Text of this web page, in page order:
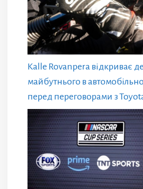
Kalle Rovanpera відкриває
майбутнього в
перед переговорами з